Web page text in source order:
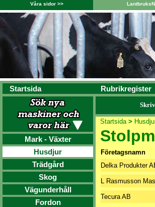
Våra sidor >>
Startsida Rubrikregister
Mark - Växter
Husdjur
Trädgård
Skog
Vägunderhåll
Fordon
Startsida>
Företagsnamn
Delka Produkter
L Rasmusson
Tecura AB